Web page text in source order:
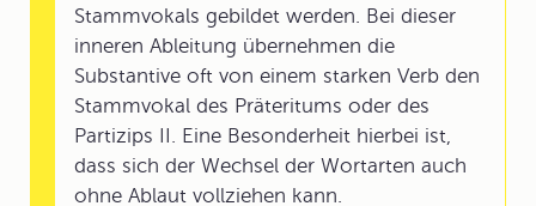
Stammvokals gebildet werden. Bei dieser
inneren Ableitung übernehmen die
Substantive oft von einem starken Verb den
Stammvokal des Präteritums oder des
Partizips II. Eine Besonderheit hierbei ist,
dass sich der Wechsel der Wortarten auch
ohne Ablaut vollziehen kann.